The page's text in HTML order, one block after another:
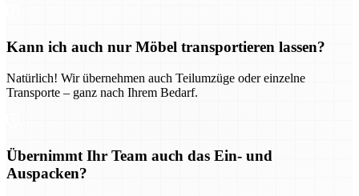
Kann ich auch nur Möbel transportieren lassen?
Natürlich! Wir übernehmen auch Teilumzüge oder einzelne
Transporte – ganz nach Ihrem Bedarf.
Übernimmt Ihr Team auch das Ein- und
Auspacken?